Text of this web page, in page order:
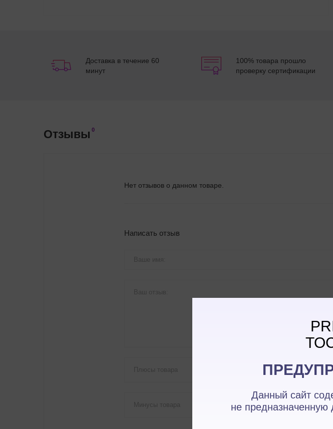
Данный сайт
не предназначенную
Доставка в течение 60
минут
100% товара прошло
проверку сертификации
Отзывы 0
Нет отзывов о данном товаре.
Написать отзыв